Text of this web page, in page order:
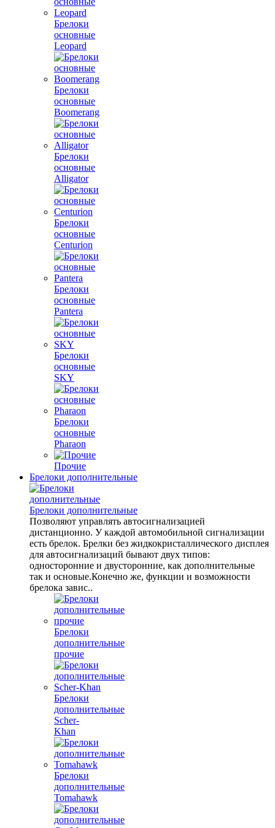
Брелоки
основные
Leopard
Брелоки
основные
Boomerang
Брелоки
основные
Alligator
Брелоки
основные
Centurion
Брелоки
основные
Pantera
Брелоки
основные
SKY
Брелоки
основные
Pharaon
Прочие
Брелоки дополнительные
Брелоки дополнительные
Позволяют управлять автосигнализацией
дистанционно. У каждой автомобильной сигнализации
есть брелок. Брелки без жидкокристаллического дисплея
для автосигнализаций бывают двух типов:
односторонние и двусторонние, как дополнительные
так и основые.Конечно же, функции и возможности
брелока завис..
Брелоки
дополнительные
прочие
Брелоки
дополнительные
Scher-
Khan
Брелоки
дополнительные
Tomahawk